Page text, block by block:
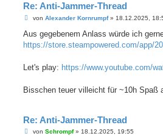
Re: Anti-Jammer-Thread
B
r
von Alexander Kornrumpf» 18.12.2025,
Aus gegebenem Anlass würde ich
https://store.steampowered.com/app/
Let's play: https://www.youtube.com/
Bisschen teuer villeicht für ~10h Spaß
Re: Anti-Jammer-Thread
Bvon Schrompf» 18.12.2025, 19:55